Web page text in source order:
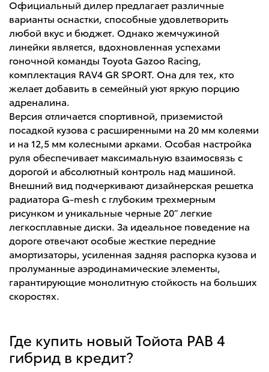
Официальный дилер предлагает различные
варианты оснастки, способные удовлетворить
любой вкус и бюджет. Однако жемчужиной
линейки является, вдохновленная успехами
гоночной команды Toyota Gazoo Racing,
комплектация RAV4 GR SPORT. Она для тех, кто
желает добавить в семейный уют яркую порцию
адреналина.
Версия отличается спортивной, приземистой
посадкой кузова с расширенными на 20 мм колеями
и на 12,5 мм колесными арками. Особая настройка
руля обеспечивает максимальную взаимосвязь с
дорогой и абсолютный контроль над машиной.
Внешний вид подчеркивают дизайнерская решетка
радиатора G-mesh с глубоким трехмерным
рисунком и уникальные черные 20” легкие
легкосплавные диски. За идеальное поведение на
дороге отвечают особые жесткие передние
амортизаторы, усиленная задняя распорка кузова и
пролуманные аэродинамические элементы,
гарантирующие монолитную стойкость на больших
скоростях.
Где купить новый Тойота РАВ 4
гибрид в кредит?